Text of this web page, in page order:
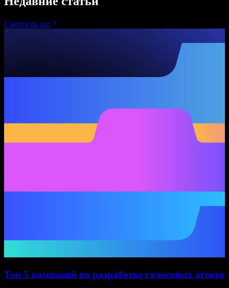
Смотреть все
Топ-5 компаний по разработке голосовых